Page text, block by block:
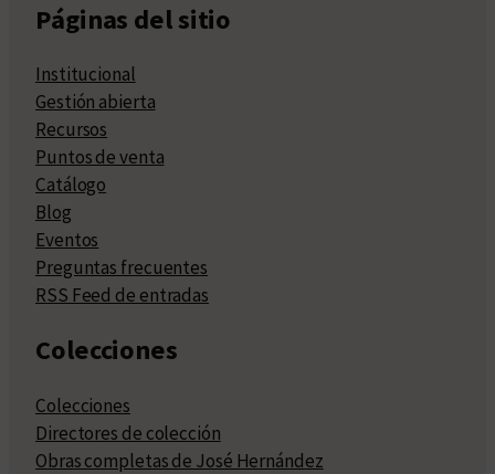
Páginas del sitio
Institucional
Gestión abierta
Recursos
Puntos de venta
Catálogo
Blog
Eventos
Preguntas frecuentes
RSS Feed de entradas
Colecciones
Colecciones
Directores de colección
Obras completas de José Hernández